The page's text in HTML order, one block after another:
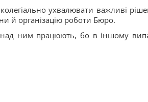
ухвалювати важливі
й організацію роботи Бюро.
над ним працюють, бо в іншому